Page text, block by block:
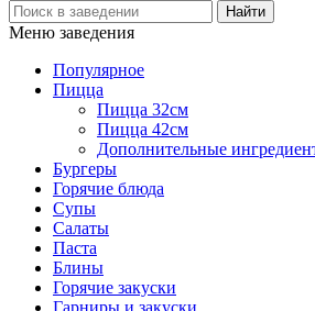
Меню заведения
Популярное
Пицца
Пицца 32см
Пицца 42см
Дополнительные
Бургеры
Горячие блюда
Супы
Салаты
Паста
Блины
Горячие закуски
Гарниры и закуски